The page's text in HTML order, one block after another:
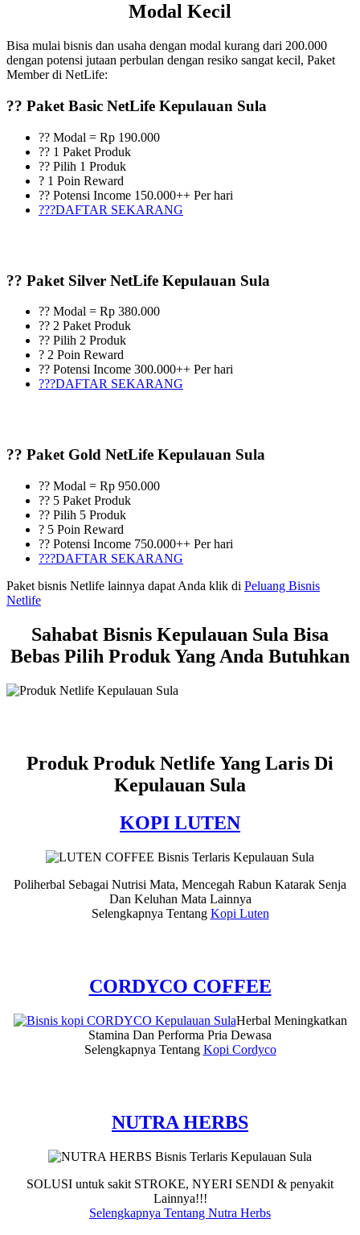
Modal Kecil
Bisa mulai bisnis dan usaha dengan modal kurang dari 200.000
dengan potensi jutaan perbulan dengan resiko sangat kecil, Paket
Member di NetLife:
?? Paket Basic NetLife Kepulauan Sula
?? Modal = Rp 190.000
?? 1 Paket Produk
?? Pilih 1 Produk
? 1 Poin Reward
?? Potensi Income 150.000++ Per hari
???DAFTAR SEKARANG
?? Paket Silver NetLife Kepulauan Sula
?? Modal = Rp 380.000
?? 2 Paket Produk
?? Pilih 2 Produk
? 2 Poin Reward
?? Potensi Income 300.000++ Per hari
???DAFTAR SEKARANG
?? Paket Gold NetLife Kepulauan Sula
?? Modal = Rp 950.000
?? 5 Paket Produk
?? Pilih 5 Produk
? 5 Poin Reward
?? Potensi Income 750.000++ Per hari
???DAFTAR SEKARANG
Paket bisnis Netlife lainnya dapat Anda klik di Peluang Bisnis
Netlife
Sahabat Bisnis Kepulauan Sula Bisa
Bebas Pilih Produk Yang Anda Butuhkan
Produk Produk Netlife Yang Laris Di
Kepulauan Sula
KOPI LUTEN
Poliherbal Sebagai Nutrisi Mata, Mencegah Rabun Katarak Senja
Dan Keluhan Mata Lainnya
Selengkapnya Tentang Kopi Luten
CORDYCO COFFEE
Herbal Meningkatkan
Stamina Dan Performa Pria Dewasa
Selengkapnya Tentang Kopi Cordyco
NUTRA HERBS
SOLUSI untuk sakit STROKE, NYERI SENDI & penyakit
Lainnya!!!
Selengkapnya Tentang Nutra Herbs